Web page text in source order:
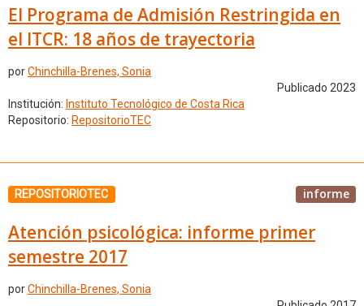
El Programa de Admisión Restringida en
el ITCR: 18 años de trayectoria
porChinchilla-Brenes, Sonia
Publicado 2023
Institución: Instituto Tecnológico de Costa Rica
Repositorio: RepositorioTEC
REPOSITORIOTEC informe
Atención psicológica: informe primer
semestre 2017
porChinchilla-Brenes, Sonia